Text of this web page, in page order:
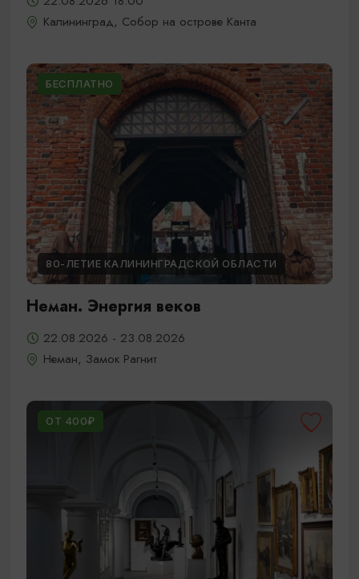
Калининград, Собор на острове Канта
БЕСПЛАТНО
80-ЛЕТИЕ КАЛИНИНГРАДСКОЙ ОБЛАСТИ
Неман. Энергия веков
22.08.2026 - 23.08.2026
Неман, Замок Рагнит
ОТ 400₽